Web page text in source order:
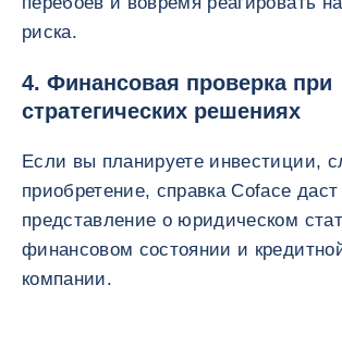
риска.
4. Финансовая проверка при
стратегических решениях
Если вы планируете инвестиции,
приобретение, справка Coface
представление о юридическом
финансовом состоянии и
компании.